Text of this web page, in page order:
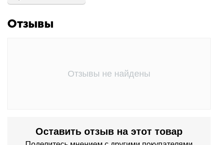
Отзывы
Отзывы не найдены
Оставить отзыв на этот товар